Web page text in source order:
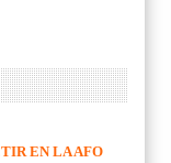
EN LA AFO